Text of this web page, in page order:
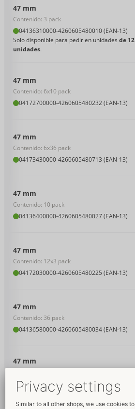
47 mm
Contenido: 3 pack
04136310000-4260605480010 (EAN-13)
Solo disponible para pedir en unidades de 12
unidades.
47 mm
Contenido: 6x10 pack
04172700000-4260605480232 (EAN-13)
47 mm
Contenido: 6x36 pack
04173430000-4260605480713 (EAN-13)
47 mm
Contenido: 10 pack
04136400000-4260605480027 (EAN-13)
47 mm
Contenido: 12x3 pack
04172030000-4260605480225 (EAN-13)
47 mm
Contenido: 36 pack
04136580000-4260605480034 (EAN-13)
47 mm
Desembalado
04159280000 -4260605482281 (EAN-13)